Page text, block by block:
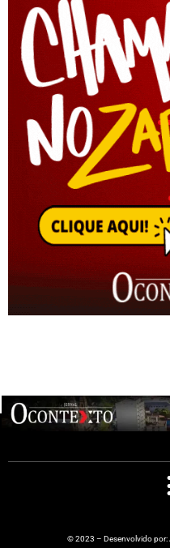
© 2023 – Desenvolvido por: